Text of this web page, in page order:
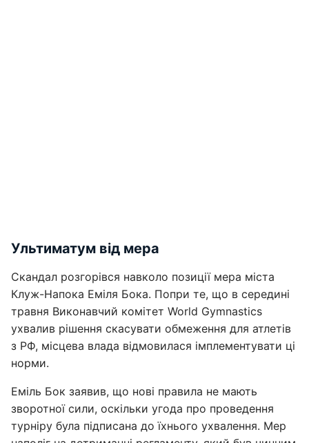
Ультиматум від мера
Скандал розгорівся навколо позиції мера міста
Клуж-Напока Еміля Бока. Попри те, що в середині
травня Виконавчий комітет World Gymnastics
ухвалив рішення скасувати обмеження для атлетів
з РФ, місцева влада відмовилася імплементувати ці
норми.
Еміль Бок заявив, що нові правила не мають
зворотної сили, оскільки угода про проведення
турніру була підписана до їхнього ухвалення. Мер